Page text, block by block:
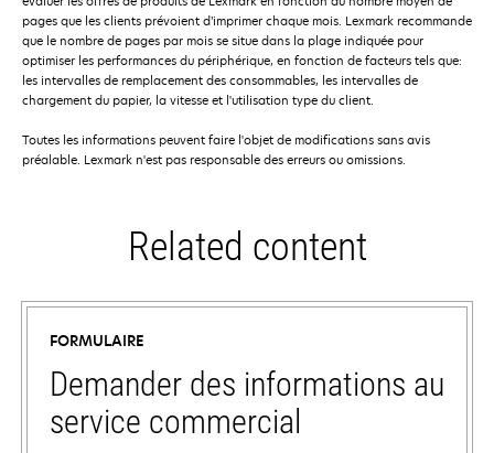
pages que les clients prévoient d’imprimer chaque mois. Lexmark recommande
que le nombre de pages par mois se situe dans la plage indiquée pour
optimiser les performances du périphérique, en fonction de facteurs tels que:
les intervalles de remplacement des consommables, les intervalles de
chargement du papier, la vitesse et l'utilisation type du client.
Toutes les informations peuvent faire l'objet de modifications sans avis
préalable. Lexmark n'est pas responsable des erreurs ou omissions.
Related content
FORMULAIRE
Demander des informations au
service commercial